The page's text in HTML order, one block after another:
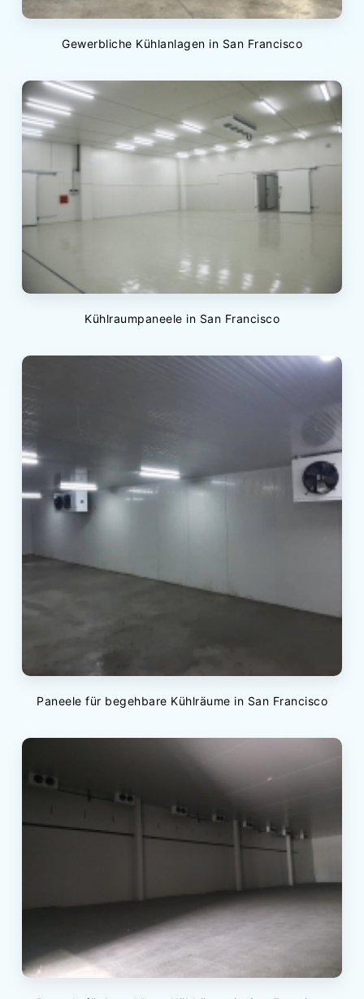
Gewerbliche Kühlanlagen in San Francisco
Kühlraumpaneele in San Francisco
Paneele für begehbare Kühlräume in San Francisco